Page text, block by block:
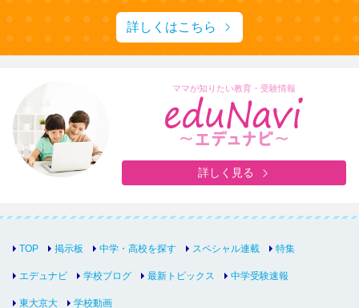
詳しくはこちら
ママが知りたい教育・受験情報
詳しく見る
TOP 掲示板 中学・高校を探す スペシャル連載 特集
エデュナビ 学校ブログ 最新トピックス 中学受験速報
東大京大 学校動画